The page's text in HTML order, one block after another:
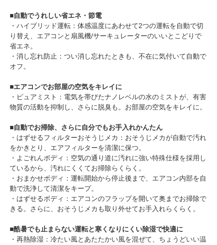
■自動でうれしい省エネ・節電
・ハイブリッド運転：体感温度にあわせて2つの運転を自動で切
り替え、エアコンと扇風機/サーキュレーターのいいとこどりで
省エネ。
・消し忘れ防止：つい消し忘れたときも、不在に気付いて自動で
オフ。
■エアコンでお部屋の空気をキレイに
・ピュアミスト：電気を帯びたナノレベルの水のミストが、有害
物質の活動を抑制し、さらに脱臭も。お部屋の空気をキレイに。
■自動でお掃除、さらに自分でもお手入れかんたん
・はずせるフィルターおそうじメカ：おそうじメカが自動で汚れ
をかきとり、エアフィルターを清潔に保つ。
・よごれんボディ：空気の通り道に汚れに強い特殊仕様を採用し
ているから、汚れにくくてお掃除らくらく。
・おまかせボディ：運転開始から停止後まで、エアコン内部を自
動で洗浄して清潔をキープ。
・はずせるボディ：エアコンのフラップを開いて奥までお掃除で
きる。さらに、おそうじメカも取り外せてお手入れらくらく。
■酷暑でも止まらない運転と寒くなりにくい除湿で快適に
・再熱除湿：冷たい風とあたたかい風を混ぜて、ちょうどいい温